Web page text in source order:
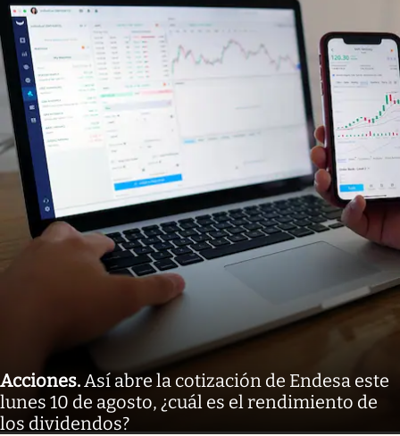
Acciones.Así abre la cotización de Endesa este
lunes 10 de agosto, ¿cuál es el rendimiento de
los dividendos?